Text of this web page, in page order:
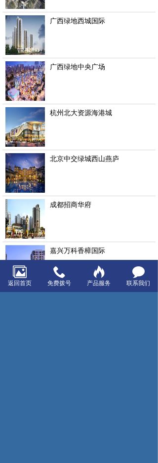
广西绿地西城国际
广西绿地中央广场
杭州北大资源海港城
北京中交绿城西山燕庐
成都招商华府
嘉兴万科香樟国际
返回首页 免费拨号 产品服务 联系我们